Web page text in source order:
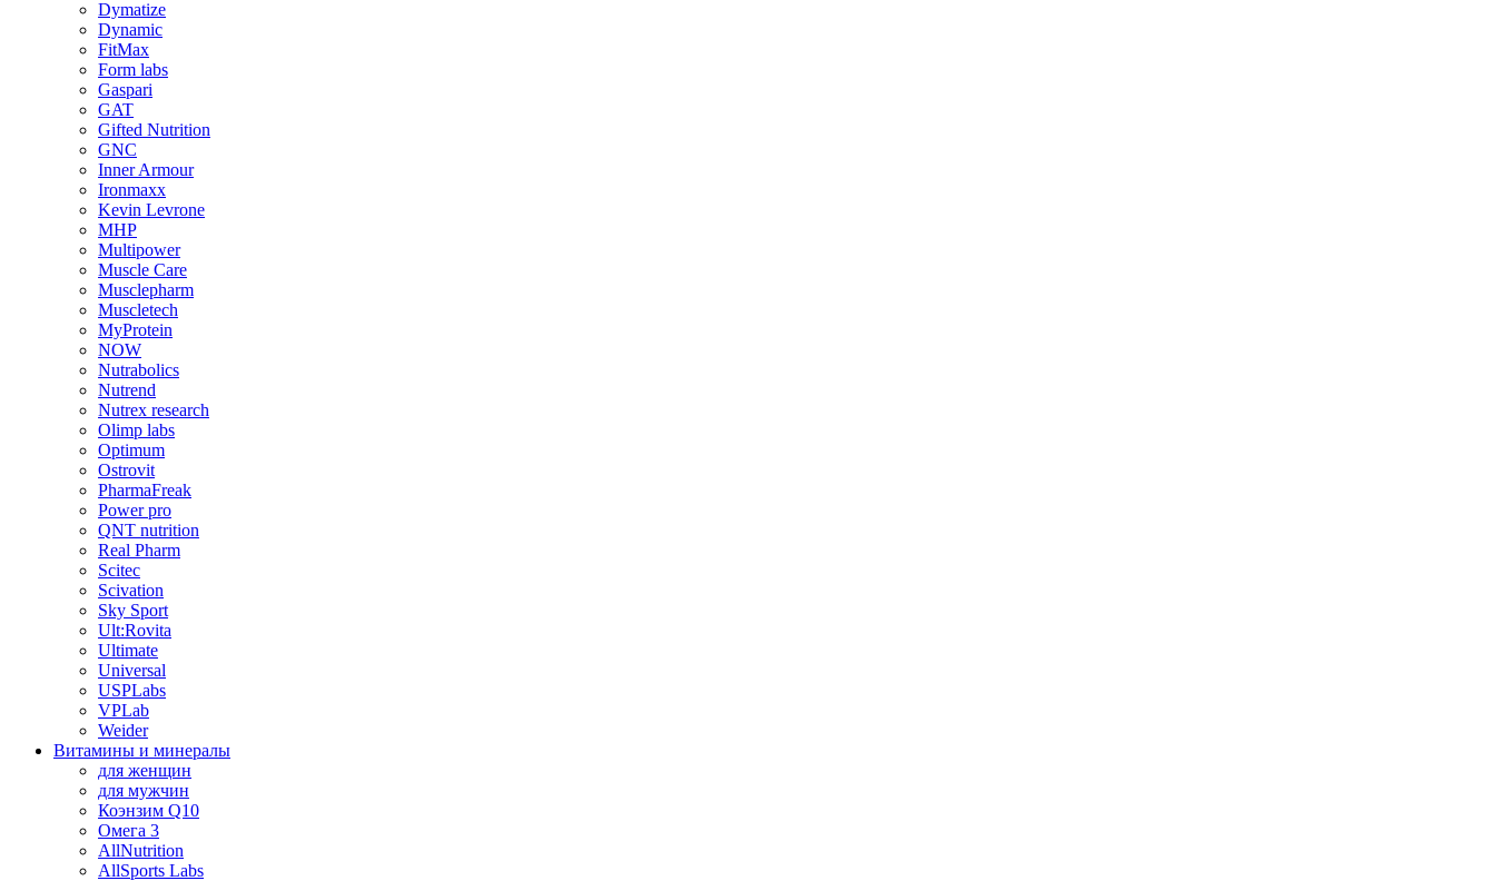
Dymatize
Dynamic
FitMax
Form labs
Gaspari
GAT
Gifted Nutrition
GNC
Inner Armour
Ironmaxx
Kevin Levrone
MHP
Multipower
Muscle Care
Musclepharm
Muscletech
MyProtein
NOW
Nutrabolics
Nutrend
Nutrex research
Olimp labs
Optimum
Ostrovit
PharmaFreak
Power pro
QNT nutrition
Real Pharm
Scitec
Scivation
Sky Sport
Ult:Rovita
Ultimate
Universal
USPLabs
VPLab
Weider
Витамины и минералы
для женщин
для мужчин
Коэнзим Q10
Омега 3
AllNutrition
AllSports Labs